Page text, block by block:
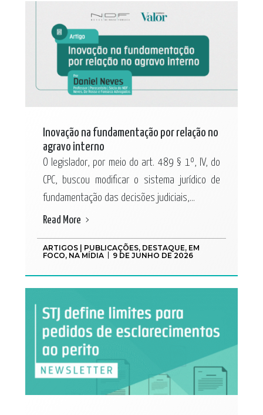
Inovação na fundamentação por relação no
agravo interno
O legislador, por meio do art. 489 § 1º, IV, do
CPC, buscou modificar o sistema jurídico de
fundamentação das decisões judiciais,...
Read More
ARTIGOS | PUBLICAÇÕES, DESTAQUE, EM
FOCO, NA MÍDIA 9 DE JUNHO DE 2026